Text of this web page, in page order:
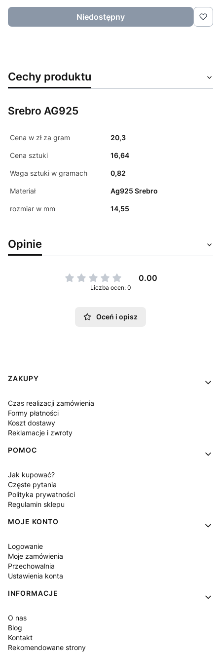
Niedostępny
Cechy produktu
Srebro AG925
Cena w zł za gram 20,3
Cena sztuki 16,64
Waga sztuki w gramach 0,82
Materiał Ag925 Srebro
rozmiar w mm 14,55
Opinie
0.00
Liczba ocen: 0
Oceń i opisz
Linki w stopce
ZAKUPY
Czas realizacji zamówienia
Formy płatności
Koszt dostawy
Reklamacje i zwroty
POMOC
Jak kupować?
Częste pytania
Polityka prywatności
Regulamin sklepu
MOJE KONTO
Logowanie
Moje zamówienia
Przechowalnia
Ustawienia konta
INFORMACJE
O nas
Blog
Kontakt
Rekomendowane strony